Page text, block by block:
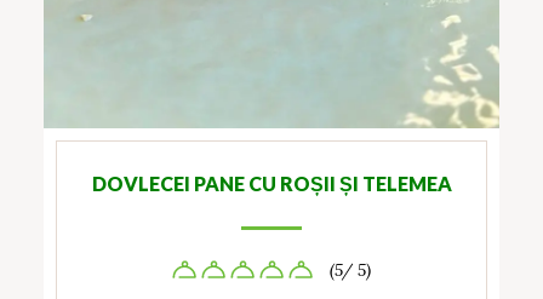
DOVLECEI PANE CU ROȘII ȘI TELEMEA
(5/ 5)